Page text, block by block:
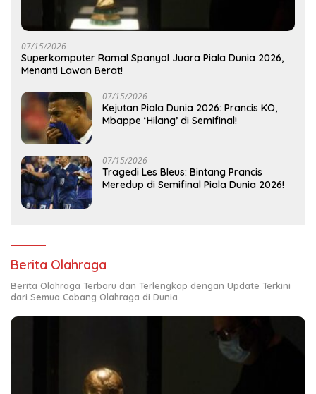
07/15/2026
Superkomputer Ramal Spanyol Juara Piala Dunia 2026,
Menanti Lawan Berat!
07/15/2026
Kejutan Piala Dunia 2026: Prancis KO,
Mbappe ‘Hilang’ di Semifinal!
07/15/2026
Tragedi Les Bleus: Bintang Prancis
Meredup di Semifinal Piala Dunia 2026!
Berita Olahraga
Berita Olahraga Terbaru dan Terlengkap dengan Update Terkini
dari Semua Cabang Olahraga di Dunia